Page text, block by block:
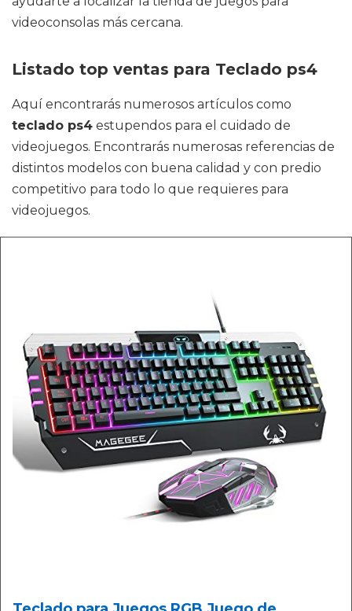
videoconsolas más cercana.
Listado top ventas para Teclado ps4
Aquí encontrarás numerosos artículos como
teclado ps4 estupendos para el cuidado de
videojuegos. Encontrarás numerosas referencias de
distintos modelos con buena calidad y con predio
competitivo para todo lo que requieres para
videojuegos.